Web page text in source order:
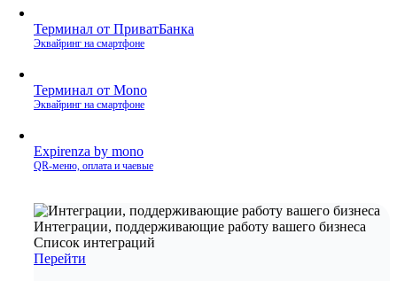
Терминал от ПриватБанка
Эквайринг на смартфоне
Терминал от Mono
Эквайринг на смартфоне
Expirenza by mono
QR‑меню, оплата и чаевые
Интеграции, поддерживающие работу вашего бизнеса
Список интеграций
Перейти